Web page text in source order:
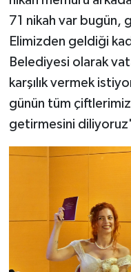
71 nikah var bugün,
Elimizden geldiği
Belediyesi olarak
karşılık vermek
günün tüm
getirmesini